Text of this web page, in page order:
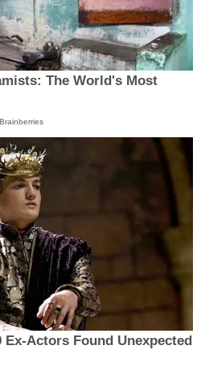
The World's Most
Brainberries
Ex-Actors Found Unexpected